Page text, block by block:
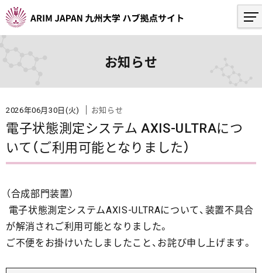
お知らせ
2026年06月30日(火) お知らせ
電子状態測定システム AXIS-ULTRAにつ
いて（ご利用可能となりました）
（合成部門装置）
電子状態測定システムAXIS-ULTRAについて、装置不具合
が解消されご利用可能となりました。
ご不便をお掛けいたしましたこと、お詫び申し上げます。